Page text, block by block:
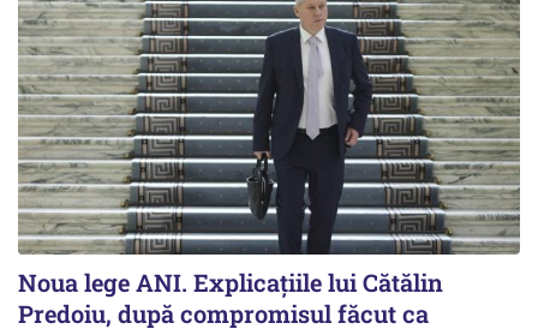
Noua lege ANI. Explicațiile lui Cătălin
Predoiu, după compromisul făcut ca